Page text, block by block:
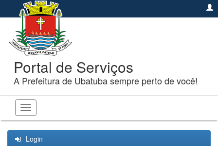
Portal de Serviços
A Prefeitura de Ubatuba sempre perto de você!
Toggle
navigation
Login